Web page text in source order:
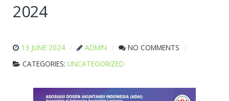
2024
13 JUNE 2024 ADMIN
NO COMMENTS
CATEGORIES: UNCATEGORIZED